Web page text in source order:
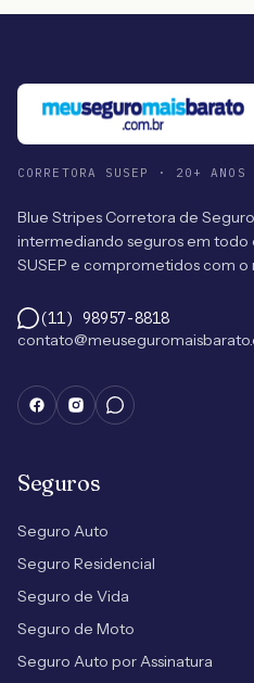
CORRETORA SUSEP · 20+ ANOS
Blue Stripes Corretora de
intermediando seguros em todo
SUSEP e comprometidos com
(11) 98957-8818
Seguros
Seguro Auto
Seguro Residencial
Seguro de Vida
Seguro de Moto
Seguro Auto por Assinatura